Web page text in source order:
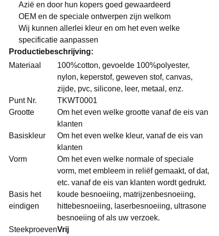
Azië en door hun kopers goed gewaardeerd
OEM en de speciale ontwerpen zijn welkom
Wij kunnen allerlei kleur en om het even welke
specificatie aanpassen
Productiebeschrijving:
Materiaal
100%cotton, gevoelde 100%polyester,
nylon, keperstof, geweven stof, canvas,
zijde, pvc, silicone, leer, metaal, enz.
Punt Nr.
TKWT0001
Grootte
Om het even welke grootte vanaf de eis van
klanten
Basiskleur
Om het even welke kleur, vanaf de eis van
klanten
Vorm
Om het even welke normale of speciale
vorm, met embleem in reliëf gemaakt, of dat,
etc. vanaf de eis van klanten wordt gedrukt.
Basis het
eindigen
koude besnoeiing, matrijzenbesnoeiing,
hittebesnoeiing, laserbesnoeiing, ultrasone
besnoeiing of als uw verzoek.
SteekproevenVrij